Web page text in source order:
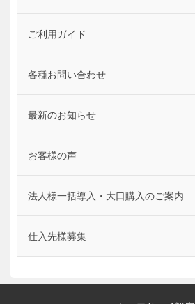
ご利用ガイド
各種お問い合わせ
最新のお知らせ
お客様の声
法人様一括導入・大口購入のご案内
仕入先様募集